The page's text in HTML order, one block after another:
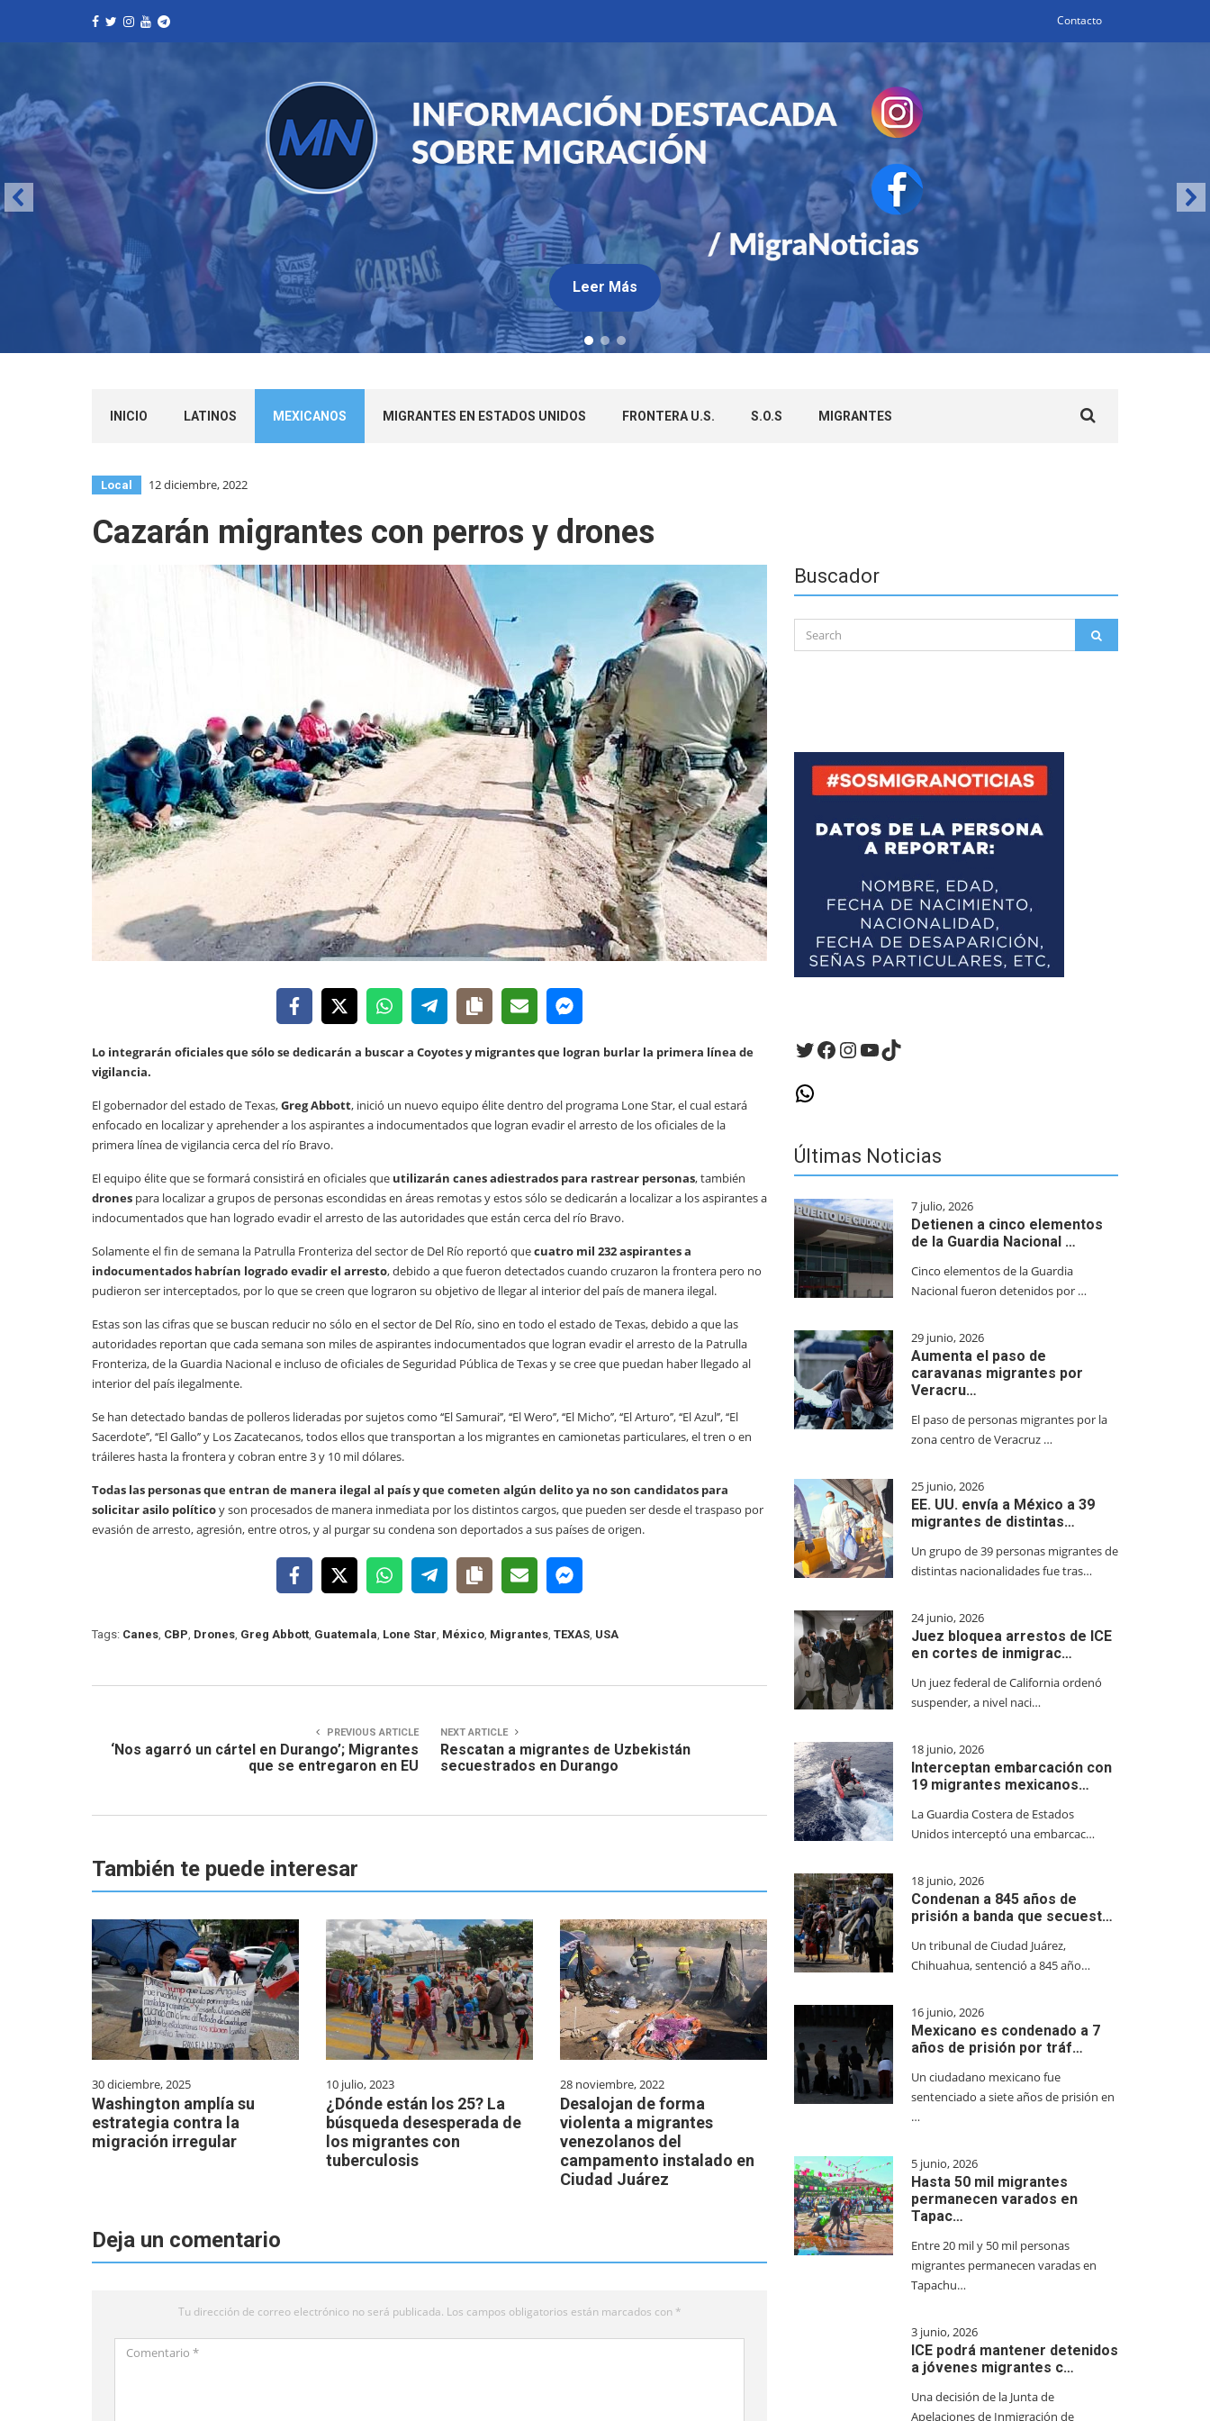
Contacto
Leer Más
INICIO LATINOS MEXICANOS MIGRANTES EN ESTADOS UNIDOS FRONTERA U.S. S.O.S MIGRANTES
for:
Local 12 diciembre, 2022
Cazarán migrantes con perros y drones
Lo integrarán oficiales que sólo se dedicarán a buscar a Coyotes y migrantes que logran burlar la primera línea de
vigilancia.
El gobernador del estado de Texas,Greg Abbott, inició un nuevo equipo élite dentro del programa Lone Star, el cual estará
enfocado en localizar y aprehender a los aspirantes a indocumentados que logran evadir el arresto de los oficiales de la
primera línea de vigilancia cerca del río Bravo.
El equipo élite que se formará consistirá en oficiales que utilizarán canes adiestrados para rastrear personas, también
drones para localizar a grupos de personas escondidas en áreas remotas y estos sólo se dedicarán a localizar a los aspirantes a
indocumentados que han logrado evadir el arresto de las autoridades que están cerca del río Bravo.
Solamente el fin de semana la Patrulla Fronteriza del sector de Del Río reportó quecuatro mil 232 aspirantes a
indocumentados habrían logrado evadir el arresto, debido a que fueron detectados cuando cruzaron la frontera pero no
pudieron ser interceptados, por lo que se creen que lograron su objetivo de llegar al interior del país de manera ilegal.
Estas son las cifras que se buscan reducir no sólo en el sector de Del Río, sino en todo el estado de Texas, debido a que las
autoridades reportan que cada semana son miles de aspirantes indocumentados que logran evadir el arresto de la Patrulla
Fronteriza, de la Guardia Nacional e incluso de oficiales de Seguridad Pública de Texas y se cree que puedan haber llegado al
interior del país ilegalmente.
Se han detectado bandas de polleros lideradas por sujetos como ‘‘El Samurai’’, ‘‘El Wero’’, ‘‘El Micho’’, ‘‘El Arturo’’, ‘‘El Azul’’, ‘‘El
Sacerdote’’, ‘‘El Gallo’’ y Los Zacatecanos, todos ellos que transportan a los migrantes en camionetas particulares, el tren o en
tráileres hasta la frontera y cobran entre 3 y 10 mil dólares.
Todas las personas que entran de manera ilegal al país y que cometen algún delito ya no son candidatos para
solicitar asilo políticoy son procesados de manera inmediata por los distintos cargos, que pueden ser desde el traspaso por
evasión de arresto, agresión, entre otros, y al purgar su condena son deportados a sus países de origen.
Tags: Canes CBP Drones Greg Abbott Guatemala Lone Star México Migrantes TEXAS USA
PREVIOUS ARTICLE
‘Nos agarró un cártel en Durango’; Migrantes
que se entregaron en EU
NEXT ARTICLE
Rescatan a migrantes de Uzbekistán
secuestrados en Durango
También te puede interesar
30 diciembre, 2025
Washington amplía su
estrategia contra la
migración irregular
10 julio, 2023
¿Dónde están los 25? La
búsqueda desesperada de
los migrantes con
tuberculosis
28 noviembre, 2022
Desalojan de forma
violenta a migrantes
venezolanos del
campamento instalado en
Ciudad Juárez
Deja un comentario
Tu dirección de correo electrónico no será publicada. Los campos obligatorios están marcados con *
Comentario
Buscador
for:
Twitter
Facebook
Instagram
YouTube
TikTok
WhatsApp
Últimas Noticias
7 julio, 2026
Detienen a cinco elementos
de la Guardia Nacional …
Cinco elementos de la Guardia
Nacional fueron detenidos por …
29 junio, 2026
Aumenta el paso de
caravanas migrantes por
Veracru…
El paso de personas migrantes por la
zona centro de Veracruz …
25 junio, 2026
EE. UU. envía a México a 39
migrantes de distintas…
Un grupo de 39 personas migrantes de
distintas nacionalidades fue tras…
24 junio, 2026
Juez bloquea arrestos de ICE
en cortes de inmigrac…
Un juez federal de California ordenó
suspender, a nivel naci…
18 junio, 2026
Interceptan embarcación con
19 migrantes mexicanos…
La Guardia Costera de Estados
Unidos interceptó una embarcac…
18 junio, 2026
Condenan a 845 años de
prisión a banda que secuest…
Un tribunal de Ciudad Juárez,
Chihuahua, sentenció a 845 año…
16 junio, 2026
Mexicano es condenado a 7
años de prisión por tráf…
Un ciudadano mexicano fue
sentenciado a siete años de prisión en
…
5 junio, 2026
Hasta 50 mil migrantes
permanecen varados en
Tapac…
Entre 20 mil y 50 mil personas
migrantes permanecen varadas en
Tapachu…
3 junio, 2026
ICE podrá mantener detenidos
a jóvenes migrantes c…
Una decisión de la Junta de
Apelaciones de Inmigración de